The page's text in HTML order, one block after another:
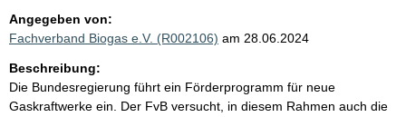
Angegeben von:
Fachverband Biogas e.V. (R002106) am 28.06.2024
Beschreibung:
Die Bundesregierung führt ein Förderprogramm für neue
Gaskraftwerke ein. Der FvB versucht, in diesem Rahmen auch die